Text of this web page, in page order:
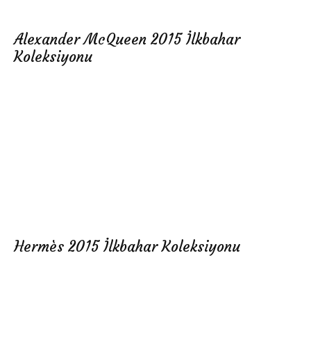
Alexander McQueen 2015 İlkbahar
Koleksiyonu
Hermès 2015 İlkbahar Koleksiyonu